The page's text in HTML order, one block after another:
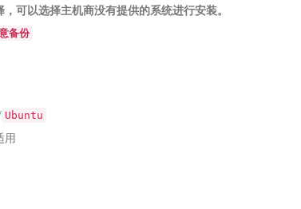
可以选择主机商没有提供的系统进行安装。
备份
Ubuntu
用